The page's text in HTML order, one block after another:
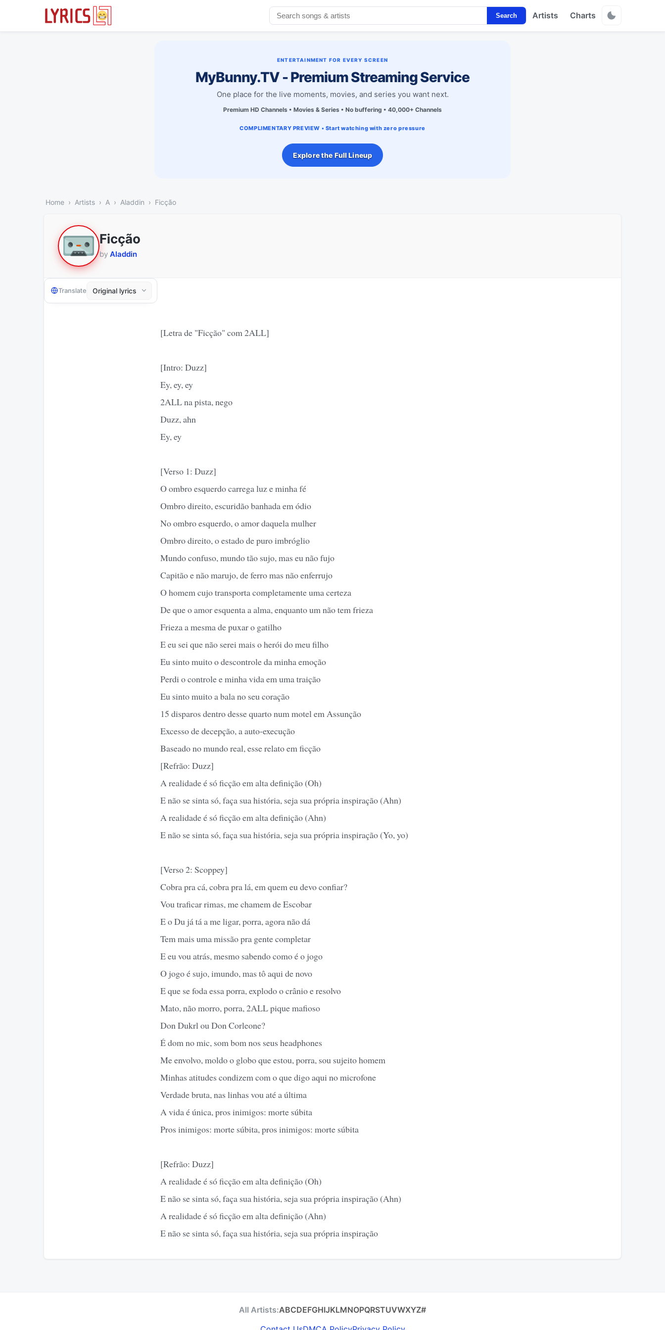
Search Artists Charts
ENTERTAINMENT FOR EVERY SCREEN
MyBunny.TV - Premium Streaming Service
One place for the live moments, movies, and series you want next.
Premium HD Channels • Movies & Series • No buffering • 40,000+ Channels
COMPLIMENTARY PREVIEW • Start watching with zero pressure
Explore the Full Lineup
Home Artists A Aladdin Ficção
Ficção
by Aladdin
Translate
[Letra de "Ficção" com 2ALL]
[Intro: Duzz]
Ey, ey, ey
2ALL na pista, nego
Duzz, ahn
Ey, ey
[Verso 1: Duzz]
O ombro esquerdo carrega luz e minha fé
Ombro direito, escuridão banhada em ódio
No ombro esquerdo, o amor daquela mulher
Ombro direito, o estado de puro imbróglio
Mundo confuso, mundo tão sujo, mas eu não fujo
Capitão e não marujo, de ferro mas não enferrujo
O homem cujo transporta completamente uma certeza
De que o amor esquenta a alma, enquanto um não tem frieza
Frieza a mesma de puxar o gatilho
E eu sei que não serei mais o herói do meu filho
Eu sinto muito o descontrole da minha emoção
Perdi o controle e minha vida em uma traição
Eu sinto muito a bala no seu coração
15 disparos dentro desse quarto num motel em Assunção
Excesso de decepção, a auto-execução
Baseado no mundo real, esse relato em ficção
[Refrão: Duzz]
A realidade é só ficção em alta definição (Oh)
E não se sinta só, faça sua história, seja sua própria inspiração (Ahn)
A realidade é só ficção em alta definição (Ahn)
E não se sinta só, faça sua história, seja sua própria inspiração (Yo, yo)
[Verso 2: Scoppey]
Cobra pra cá, cobra pra lá, em quem eu devo confiar?
Vou traficar rimas, me chamem de Escobar
E o Du já tá a me ligar, porra, agora não dá
Tem mais uma missão pra gente completar
E eu vou atrás, mesmo sabendo como é o jogo
O jogo é sujo, imundo, mas tô aqui de novo
E que se foda essa porra, explodo o crânio e resolvo
Mato, não morro, porra, 2ALL pique mafioso
Don Dukrl ou Don Corleone?
É dom no mic, som bom nos seus headphones
Me envolvo, moldo o globo que estou, porra, sou sujeito homem
Minhas atitudes condizem com o que digo aqui no microfone
Verdade bruta, nas linhas vou até a última
A vida é única, pros inimigos: morte súbita
Pros inimigos: morte súbita, pros inimigos: morte súbita
[Refrão: Duzz]
A realidade é só ficção em alta definição (Oh)
E não se sinta só, faça sua história, seja sua própria inspiração (Ahn)
A realidade é só ficção em alta definição (Ahn)
E não se sinta só, faça sua história, seja sua própria inspiração
All Artists:ABCDEFGHIJKLMNOPQRSTUVWXYZ#